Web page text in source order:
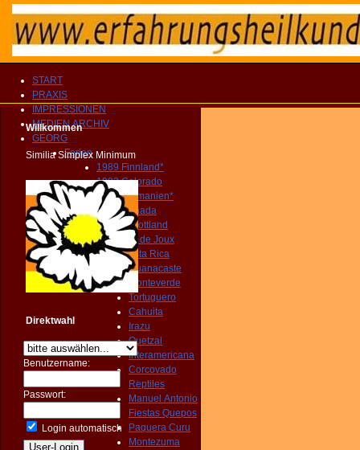
START
PRAXIS
IMPRESSIONEN
MEDIEN ARCHIV
GEORG
Ferien
1989 Finnland*
1992 Colorado
1994 Tasmanien*
1998 Canada
2000 Schottland
2013 Lac de Joux
2014 Costa Rica
Guanacaste
Monteverde
Tortuguero
Cahuita
Irazu
Quetzal
Interamericana
Corcovado
Reptiles
Manuel Antonio
Fiestas Quepos
Paquera Curu
Montezuma
Willkommen
Similia Simplex Minimum
Direktwahl
Benutzername:
Passwort:
Login automatisch